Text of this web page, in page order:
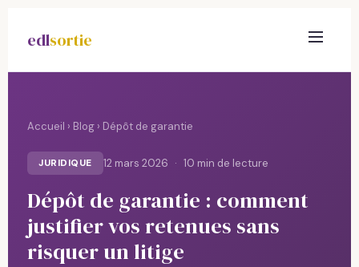
edlsortie
Accueil › Blog › Dépôt de garantie
JURIDIQUE 12 mars 2026 10 min de lecture
Dépôt de garantie : comment
justifier vos retenues sans
risquer un litige